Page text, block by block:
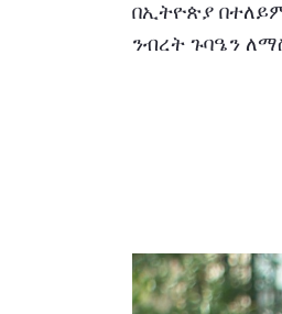
በኢትዮጵያ
ንብረት ጉባዔን